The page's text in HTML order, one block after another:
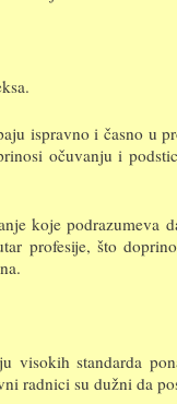
ispravno i časno u
očuvanju i
koje podrazumeva
profesije, što
visokih standarda
radnici su dužni da